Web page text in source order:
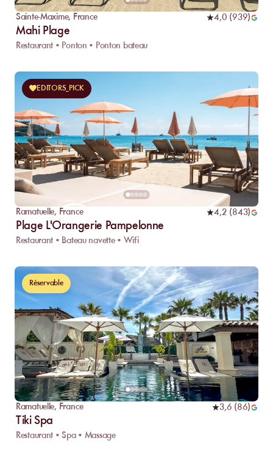
Sainte-Maxime, France 4,0 (939)
Mahi Plage
Restaurant • Ponton • Ponton bateau
EDITORS_PICK
Ramatuelle, France 4,2 (843)
Plage L'Orangerie Pampelonne
Restaurant • Bateau navette • Wifi
Réservable
Ramatuelle, France 3,6 (86)
Tiki Spa
Restaurant • Spa • Massage